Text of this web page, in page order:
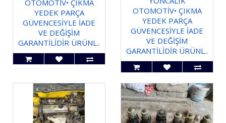
OTOMOTİV• ÇIKMA
YEDEK PARÇA
GÜVENCESİYLE İADE
VE DEĞİŞİM
GARANTİLİDİR ÜRÜNL..
OTOMOTİV• ÇIKMA
YEDEK PARÇA
GÜVENCESİYLE İADE
VE DEĞİŞİM
GARANTİLİDİR ÜRÜNL..